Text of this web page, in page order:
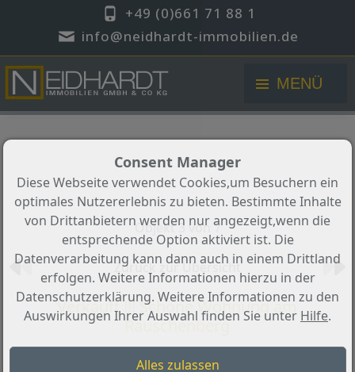
MENÜ
+49 (0)661 71 88 1
info@neidhardt-immobilien.de
Objekt 3 von 7
Zurück zur Übersicht
Verkauft !!! Schöne Wohnung am
Rauschenberg
Objekt-Nr.: 0016
Consent Manager
Diese Webseite verwendet Cookies,um Besuchern ein
optimales Nutzererlebnis zu bieten. Bestimmte Inhalte
von Drittanbietern werden nur angezeigt,wenn die
entsprechende Option aktiviert ist. Die
Datenverarbeitung kann dann auch in einem Drittland
erfolgen. Weitere Informationen hierzu in der
Datenschutzerklärung. Weitere Informationen zu den
Auswirkungen Ihrer Auswahl finden Sie unter Hilfe.